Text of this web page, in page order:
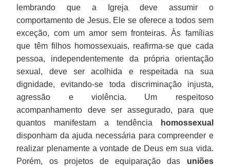
lembrando que a Igreja deve assumir o
comportamento de Jesus. Ele se oferece a todos sem
exceção, com um amor sem fronteiras. Às famílias
que têm filhos homossexuais, reafirma-se que cada
pessoa, independentemente da própria orientação
sexual, deve ser acolhida e respeitada na sua
dignidade, evitando-se toda discriminação injusta,
agressão e violência. Um respeitoso
acompanhamento deve ser assegurado, para que
quantos manifestam a tendência
homossexual
disponham da ajuda necessária para compreender e
realizar plenamente a vontade de Deus em sua vida.
Porém, os projetos de equiparação das uniões